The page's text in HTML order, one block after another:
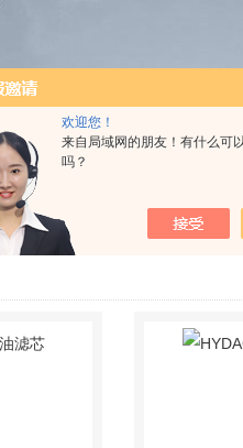
欢迎您！
来自局域网的朋友！有什么可
吗？